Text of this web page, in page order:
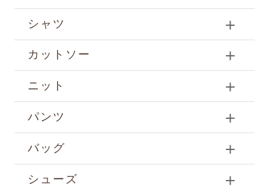
シャツ
カットソー
ニット
パンツ
バッグ
シューズ